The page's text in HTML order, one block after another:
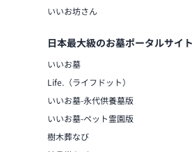
いいお坊さん
日本最大級のお墓ポータルサイト
いいお墓
Life.（ライフドット）
いいお墓-永代供養墓版
いいお墓-ペット霊園版
樹木葬なび